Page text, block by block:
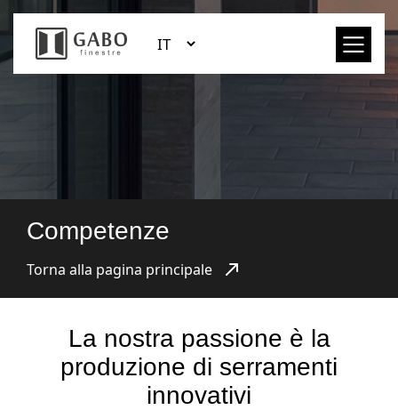
Competenze
Torna alla pagina principale
La nostra passione è la
produzione di serramenti
innovativi